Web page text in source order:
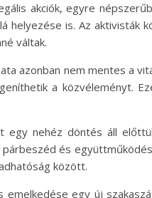
akciók, egyre
helyezése is. Az aktivisták
váltak.
azonban nem mentes a
a közvéleményt.
egy nehéz döntés áll
és
között.
emelkedése egy új